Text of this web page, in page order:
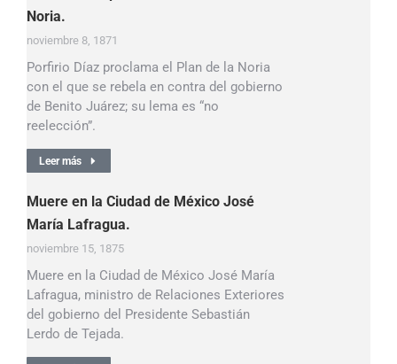
Noria.
noviembre 8, 1871
Porfirio Díaz proclama el Plan de la Noria
con el que se rebela en contra del gobierno
de Benito Juárez; su lema es “no
reelección”.
Leer más
Muere en la Ciudad de México José
María Lafragua.
noviembre 15, 1875
Muere en la Ciudad de México José María
Lafragua, ministro de Relaciones Exteriores
del gobierno del Presidente Sebastián
Lerdo de Tejada.